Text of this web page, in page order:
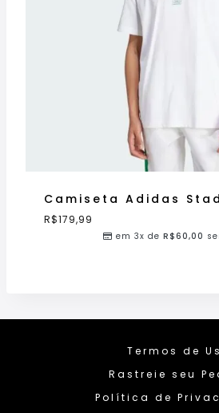
Camiseta Adidas
R$179,99
em 3x de R$60,00
Termos de
Rastreie seu
Política de